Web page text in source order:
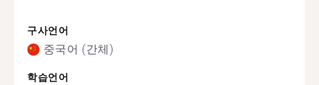
구사언어
중국어 (간체)
학습언어